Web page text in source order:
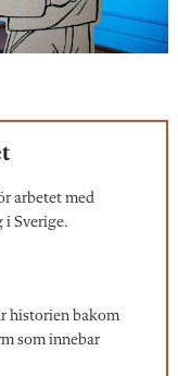
arbetet med
Sverige.
historien bakom
som innebar